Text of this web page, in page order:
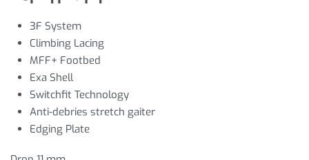
3F System
Climbing Lacing
MFF+ Footbed
Exa Shell
Switchfit Technology
Anti-debries stretch gaiter
Edging Plate